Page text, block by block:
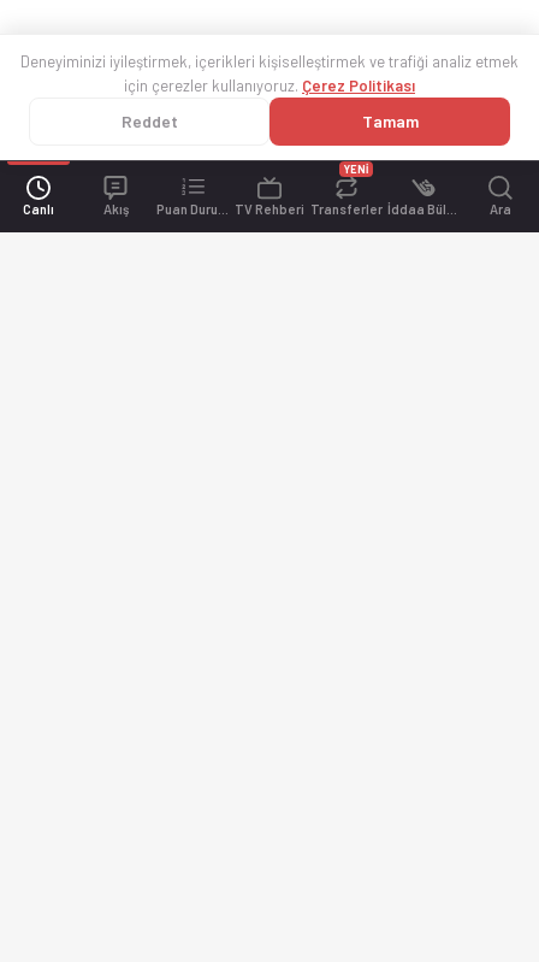
Canlı Akış TV Rehberi Transferler
YENİ
Ara
Deneyiminizi iyileştirmek, içerikleri kişiselleştirmek ve trafiği analiz etmek
için çerezler kullanıyoruz. Çerez Politikası
Reddet Tamam